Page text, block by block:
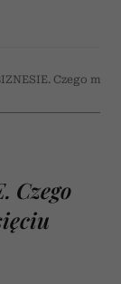
Czego
Czego